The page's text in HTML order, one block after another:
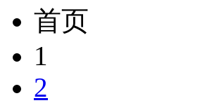
首页
1
2